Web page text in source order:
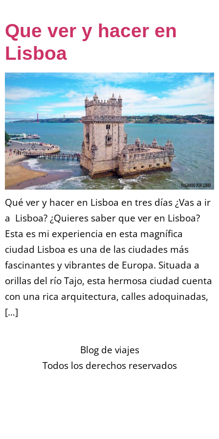
Que ver y hacer en
Lisboa
Qué ver y hacer en Lisboa en tres días ¿Vas a ir
a Lisboa? ¿Quieres saber que ver en Lisboa?
Esta es mi experiencia en esta magnífica
ciudad Lisboa es una de las ciudades más
fascinantes y vibrantes de Europa. Situada a
orillas del río Tajo, esta hermosa ciudad cuenta
con una rica arquitectura, calles adoquinadas,
[…]
Blog de viajes
Todos los derechos reservados